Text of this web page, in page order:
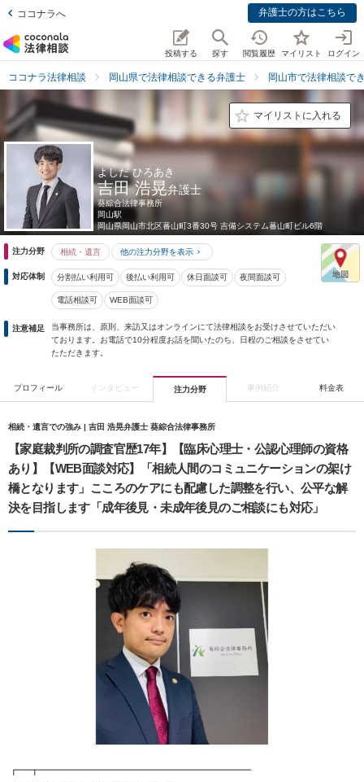
ココナラへ 弁護士の方はこちら
投稿する 探す 閲覧履歴 マイリスト ログイン
ココナラ法律相談 岡山県で法律相談できる弁護士 岡山市で法律相談で
マイリストに入れる
よしだ ひろあき
吉田 浩晃弁護士
葵綜合法律事務所
岡山駅
岡山県岡山市北区蕃山町3番30号 吉備システム蕃山町ビル6階
注力分野 相続・遺言 他の注力分野を表示
対応体制 分割払い利用可 後払い利用可 休日面談可 夜間面談可
電話相談可 WEB面談可
注意補足
当事務所は、原則、来訪又はオンラインにて法律相談をお受けさせていただい
ております。お電話で10分程度お話を聞いたのち、日程のご相談をさせてい
たただきます。
プロフィール インタビュー 注力分野 事例紹介 料金表
相続・遺言での強み | 吉田 浩晃弁護士 葵綜合法律事務所
【家庭裁判所の調査官歴17年】【臨床心理士・公認心理師の資格
あり】【WEB面談対応】「相続人間のコミュニケーションの架け
橋となります」こころのケアにも配慮した調整を行い、公平な解
決を目指します「成年後見・未成年後見のご相談にも対応」
┏━┳━━━━━━━━━━━━━━━━━━━━